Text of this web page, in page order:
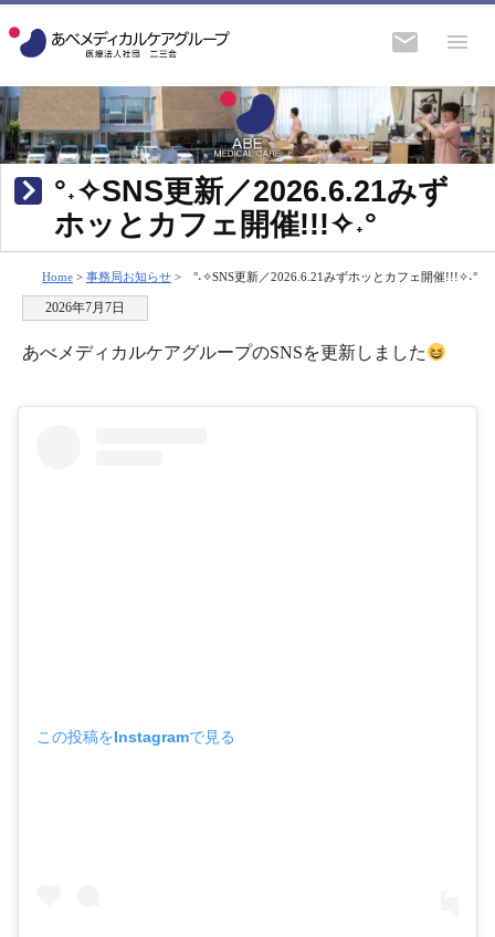
°˖✧SNS更新／2026.6.21みず
ホッとカフェ開催!!!✧˖°
Home > 事務局お知らせ > °˖✧SNS更新／2026.6.21みずホッとカフェ開催!!!✧˖°
2026年7月7日
あべメディカルケアグループのSNSを更新しました
この投稿をInstagramで見る